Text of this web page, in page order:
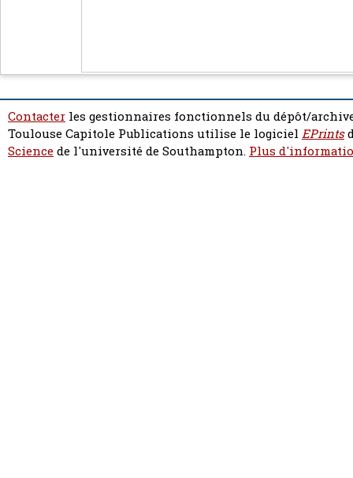
Contacter les gestionnaires fonctionnels du dépôt/
Toulouse Capitole Publications utilise le logiciel EPrints
Sciencede l'université de Southampton. Plus